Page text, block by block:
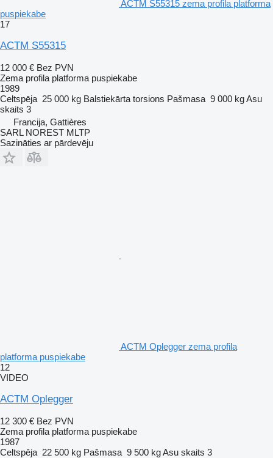
ACTM S55315 zema profila platforma
puspiekabe
17
ACTM S55315
12 000 € Bez PVN
Zema profila platforma puspiekabe
1989
Celtspēja 25 000 kg Balstiekārta torsions Pašmasa 9 000 kgAsu
skaits 3
Francija, Gattières
SARL NOREST MLTP
Sazināties ar pārdevēju
ACTM Oplegger zema profila
platforma puspiekabe
12
VIDEO
ACTM Oplegger
12 300 € Bez PVN
Zema profila platforma puspiekabe
1987
Celtspēja 22 500 kg Pašmasa 9 500 kgAsu skaits 3